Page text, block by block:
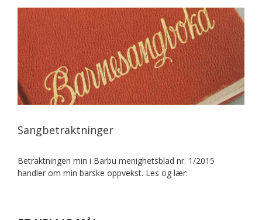
Sangbetraktninger
Betraktningen min i Barbu menighetsblad nr. 1/2015
handler om min barske oppvekst. Les og lær: